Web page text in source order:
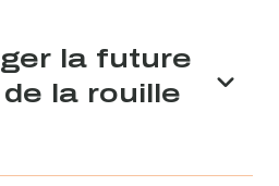
la future
la rouille